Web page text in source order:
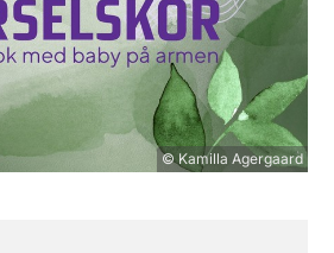
© Kamilla Agergaard